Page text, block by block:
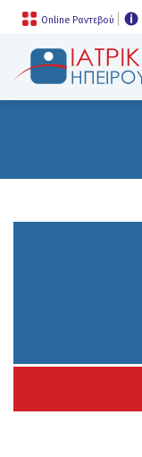
Online Ραντεβού